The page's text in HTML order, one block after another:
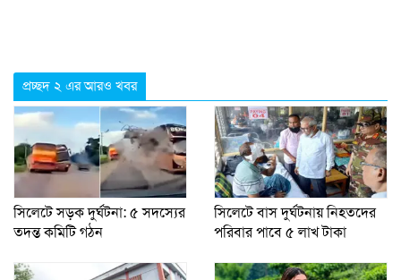
প্রচ্ছদ ২ এর আরও খবর
সিলেটে সড়ক দুর্ঘটনা: ৫ সদস্যের
তদন্ত কমিটি গঠন
সিলেটে বাস দুর্ঘটনায় নিহতদের
পরিবার পাবে ৫ লাখ টাকা